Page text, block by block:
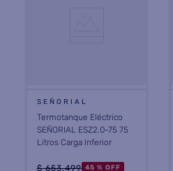
SEÑORIAL
Termotanque Eléctrico
SEÑORIAL ESZ2.0-75 75
Litros Carga Inferior
$ 653.499 45 % OFF